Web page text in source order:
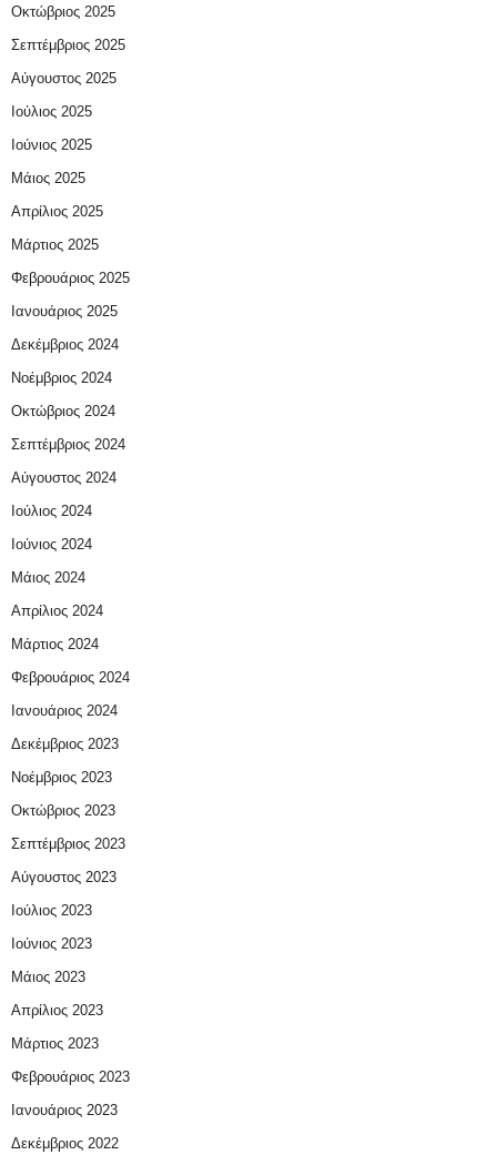
Οκτώβριος 2025
Σεπτέμβριος 2025
Αύγουστος 2025
Ιούλιος 2025
Ιούνιος 2025
Μάιος 2025
Απρίλιος 2025
Μάρτιος 2025
Φεβρουάριος 2025
Ιανουάριος 2025
Δεκέμβριος 2024
Νοέμβριος 2024
Οκτώβριος 2024
Σεπτέμβριος 2024
Αύγουστος 2024
Ιούλιος 2024
Ιούνιος 2024
Μάιος 2024
Απρίλιος 2024
Μάρτιος 2024
Φεβρουάριος 2024
Ιανουάριος 2024
Δεκέμβριος 2023
Νοέμβριος 2023
Οκτώβριος 2023
Σεπτέμβριος 2023
Αύγουστος 2023
Ιούλιος 2023
Ιούνιος 2023
Μάιος 2023
Απρίλιος 2023
Μάρτιος 2023
Φεβρουάριος 2023
Ιανουάριος 2023
Δεκέμβριος 2022